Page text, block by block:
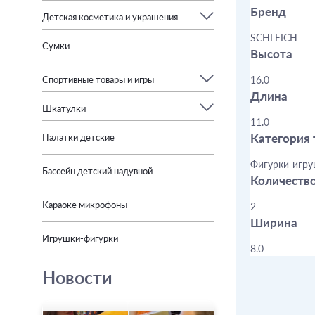
Бренд
SCHLEICH
Высота
16.0
Длина
11.0
Категория
Фигурки-
2
Ширина
8.0
Детская косметика и украшения
Сумки
Спортивные товары и игры
Шкатулки
Палатки детские
Бассейн детский надувной
Караоке микрофоны
Игрушки-фигурки
Новости